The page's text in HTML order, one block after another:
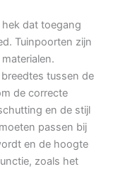
dat toegang
Tuinpoorten zijn
tussen de
de correcte
en de stijl
passen bij
en de hoogte
zoals het